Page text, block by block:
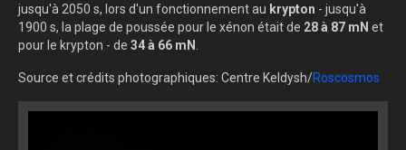
jusqu'à 2050 s, lors d'un fonctionnement au krypton - jusqu'à
1900 s, la plage de poussée pour le xénon était de 28 à 87 mN et
pour le krypton - de 34 à 66 mN .
Source et crédits photographiques: Centre Keldysh/Roscosmos